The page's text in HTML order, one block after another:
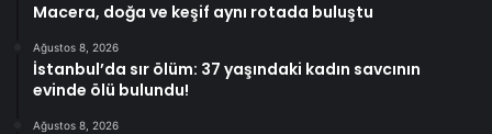
Macera, doğa ve keşif aynı rotada buluştu
Ağustos 8, 2026
İstanbul’da sır ölüm: 37 yaşındaki kadın savcının
evinde ölü bulundu!
Ağustos 8, 2026